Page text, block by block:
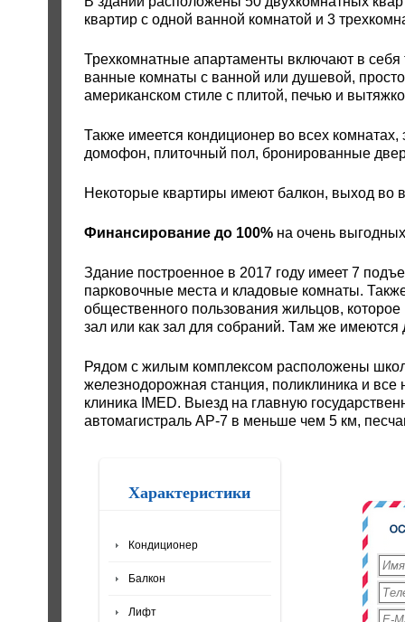
квартир с одной ванной комнатой и 3
Трехкомнатные апартаменты включают в
ванные комнаты с ванной или душевой,
американском стиле с плитой, печью и
Также имеется кондиционер во всех комнатах,
домофон, плиточный пол, бронированные
Некоторые квартиры имеют балкон, выход во
Финансирование до 100% на очень
Здание построенное в 2017 году имеет 7
парковочные места и кладовые комнаты.
общественного пользования жильцов,
зал или как зал для собраний. Там же имеются
Рядом с жилым комплексом расположены
железнодорожная станция, поликлиника и
клиника IMED. Выезд на главную
автомагистраль AP-7 в меньше чем 5 км,
Характеристики
Кондиционер
Балкон
Лифт